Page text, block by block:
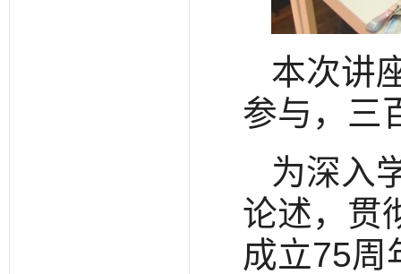
本次讲
参与，三
为深入
论述，贯
成立75周